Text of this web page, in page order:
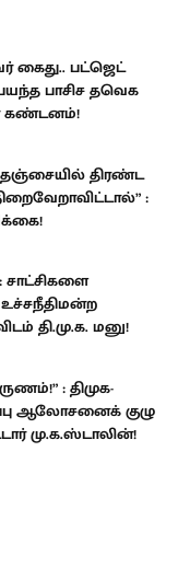
கைது.. பட்ஜெட்
பாசிச தவெக
கண்டனம்!
தஞ்சையில் திரண்ட
:
சாட்சிகளை
உச்சநீதிமன்ற
தி.மு.க. மனு!
: திமுக-
ஆலோசனைக் குழு
மு.க.ஸ்டாலின்!